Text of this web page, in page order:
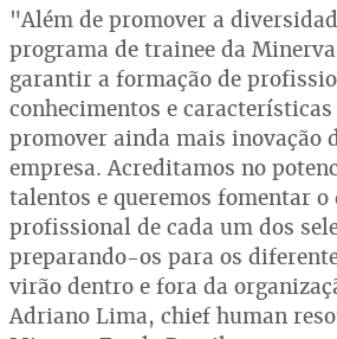
"Além de promover a
programa de trainee da
garantir a formação de
conhecimentos e
promover ainda mais inovação
empresa. Acreditamos no
talentos e queremos fomentar
profissional de cada um dos
preparando-os para os
virão dentro e fora da
Adriano Lima, chief human